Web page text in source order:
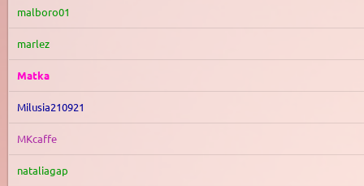
malboro01
marlez
Matka
Milusia210921
MKcaffe
nataliagap